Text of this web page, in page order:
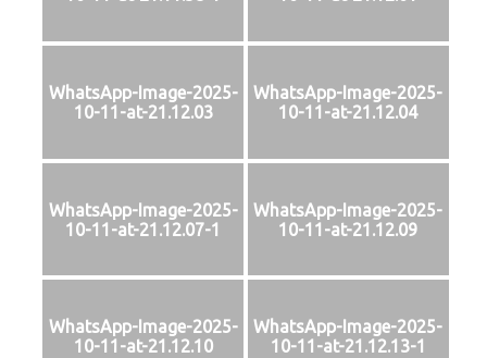
WhatsApp-Image-2025-
10-11-at-21.12.03
WhatsApp-Image-2025-
10-11-at-21.12.04
WhatsApp-Image-2025-
10-11-at-21.12.07-1
WhatsApp-Image-2025-
10-11-at-21.12.09
WhatsApp-Image-2025-
10-11-at-21.12.10
WhatsApp-Image-2025-
10-11-at-21.12.13-1